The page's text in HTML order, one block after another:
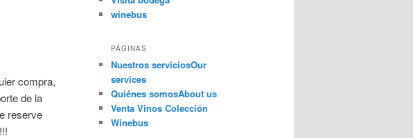
compra,
de la
reserve
winebus
PÁGINAS
Nuestros serviciosOur
services
Quiénes somosAbout us
Venta Vinos Colección
Winebus